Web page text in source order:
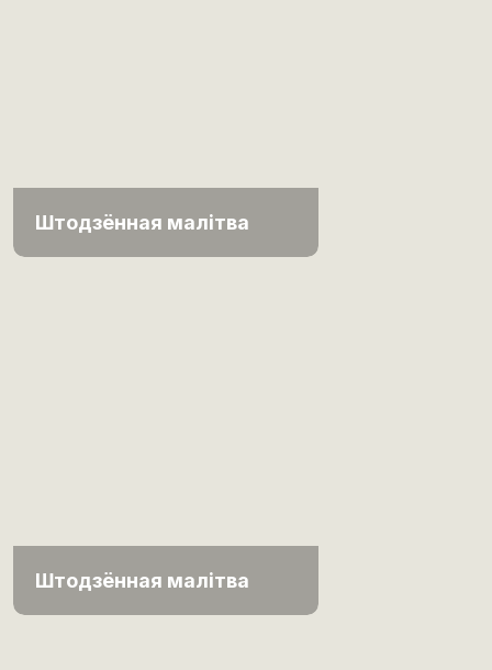
Штодзённая малітва
Штодзённая малітва